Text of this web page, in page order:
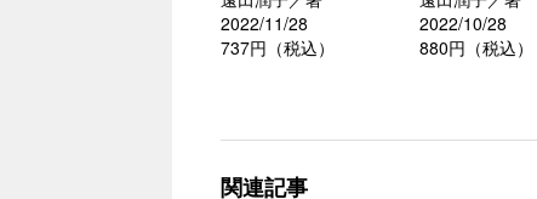
2022/11/28
737円（税込）
2022/10/28
880円（税込）
関連記事